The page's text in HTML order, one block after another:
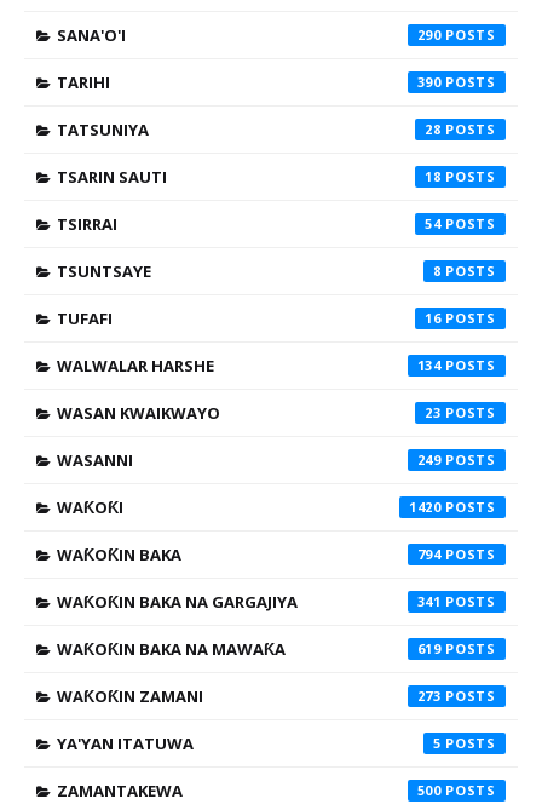
SANA'O'I 290
TARIHI 390
TATSUNIYA 28
TSARIN SAUTI 18
TSIRRAI 54
TSUNTSAYE 8
TUFAFI 16
WALWALAR HARSHE 134
WASAN KWAIKWAYO 23
WASANNI 249
WAƘOƘI 1420
WAƘOƘIN BAKA 794
WAƘOƘIN BAKA NA GARGAJIYA 341
WAƘOƘIN BAKA NA MAWAƘA 619
WAƘOƘIN ZAMANI 273
YA'YAN ITATUWA 5
ZAMANTAKEWA 500